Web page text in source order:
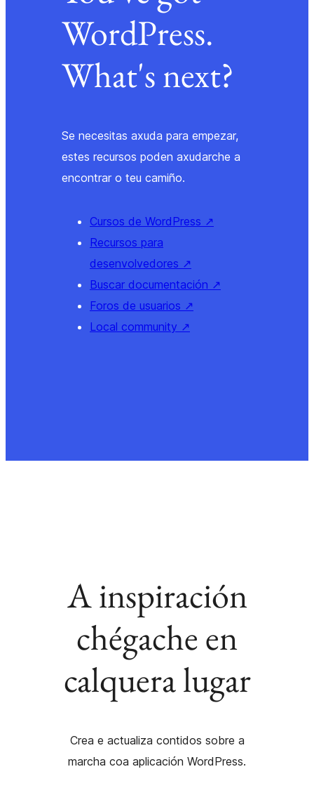
WordPress.
What's next?
Se necesitas axuda para empezar,
estes recursos poden axudarche a
encontrar o teu camiño.
Cursos de WordPress ↗
Recursos para
desenvolvedores ↗
Buscar documentación ↗
Foros de usuarios ↗
Local community ↗
A inspiración
chégache en
calquera lugar
Crea e actualiza contidos sobre a
marcha coa aplicación WordPress.